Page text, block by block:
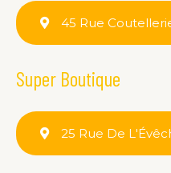
45 Rue
Super Boutique
25 Rue De